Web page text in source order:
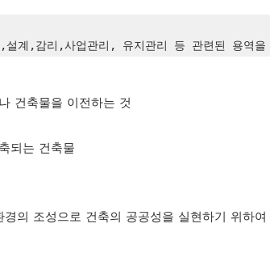
계,감리,사업관리, 유지관리 등 관련된 용역
건축물을 이전하는 것
되는 건축물